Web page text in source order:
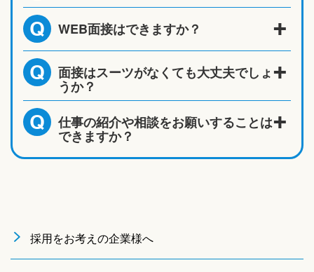
Q WEB面接はできますか？
Q 面接はスーツがなくても大丈夫でしょ
うか？
Q 仕事の紹介や相談をお願いすることは
できますか？
採用をお考えの企業様へ